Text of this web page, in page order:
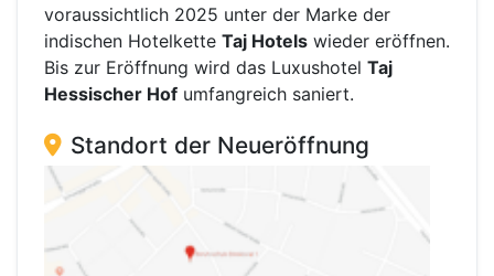
voraussichtlich 2025 unter der Marke der
indischen Hotelkette Taj Hotels wieder eröffnen.
Bis zur Eröffnung wird das Luxushotel Taj
Hessischer Hof umfangreich saniert.
Standort der Neueröffnung